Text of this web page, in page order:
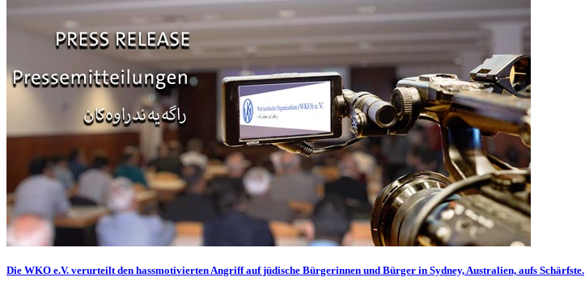
Die WKO e.V. verurteilt den hassmotivierten Angriff auf jüdische Bürgerinnen und Bürger in Sydney, Australien, aufs Schärfste.